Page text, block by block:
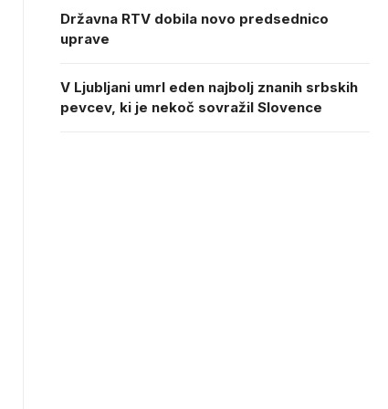
Državna RTV dobila novo predsednico
uprave
V Ljubljani umrl eden najbolj znanih srbskih
pevcev, ki je nekoč sovražil Slovence